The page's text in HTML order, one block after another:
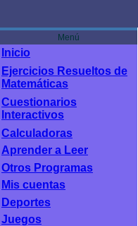
Menú
Inicio
Ejercicios Resueltos de
Matemáticas
Cuestionarios
Interactivos
Calculadoras
Aprender a Leer
Otros Programas
Mis cuentas
Deportes
Juegos